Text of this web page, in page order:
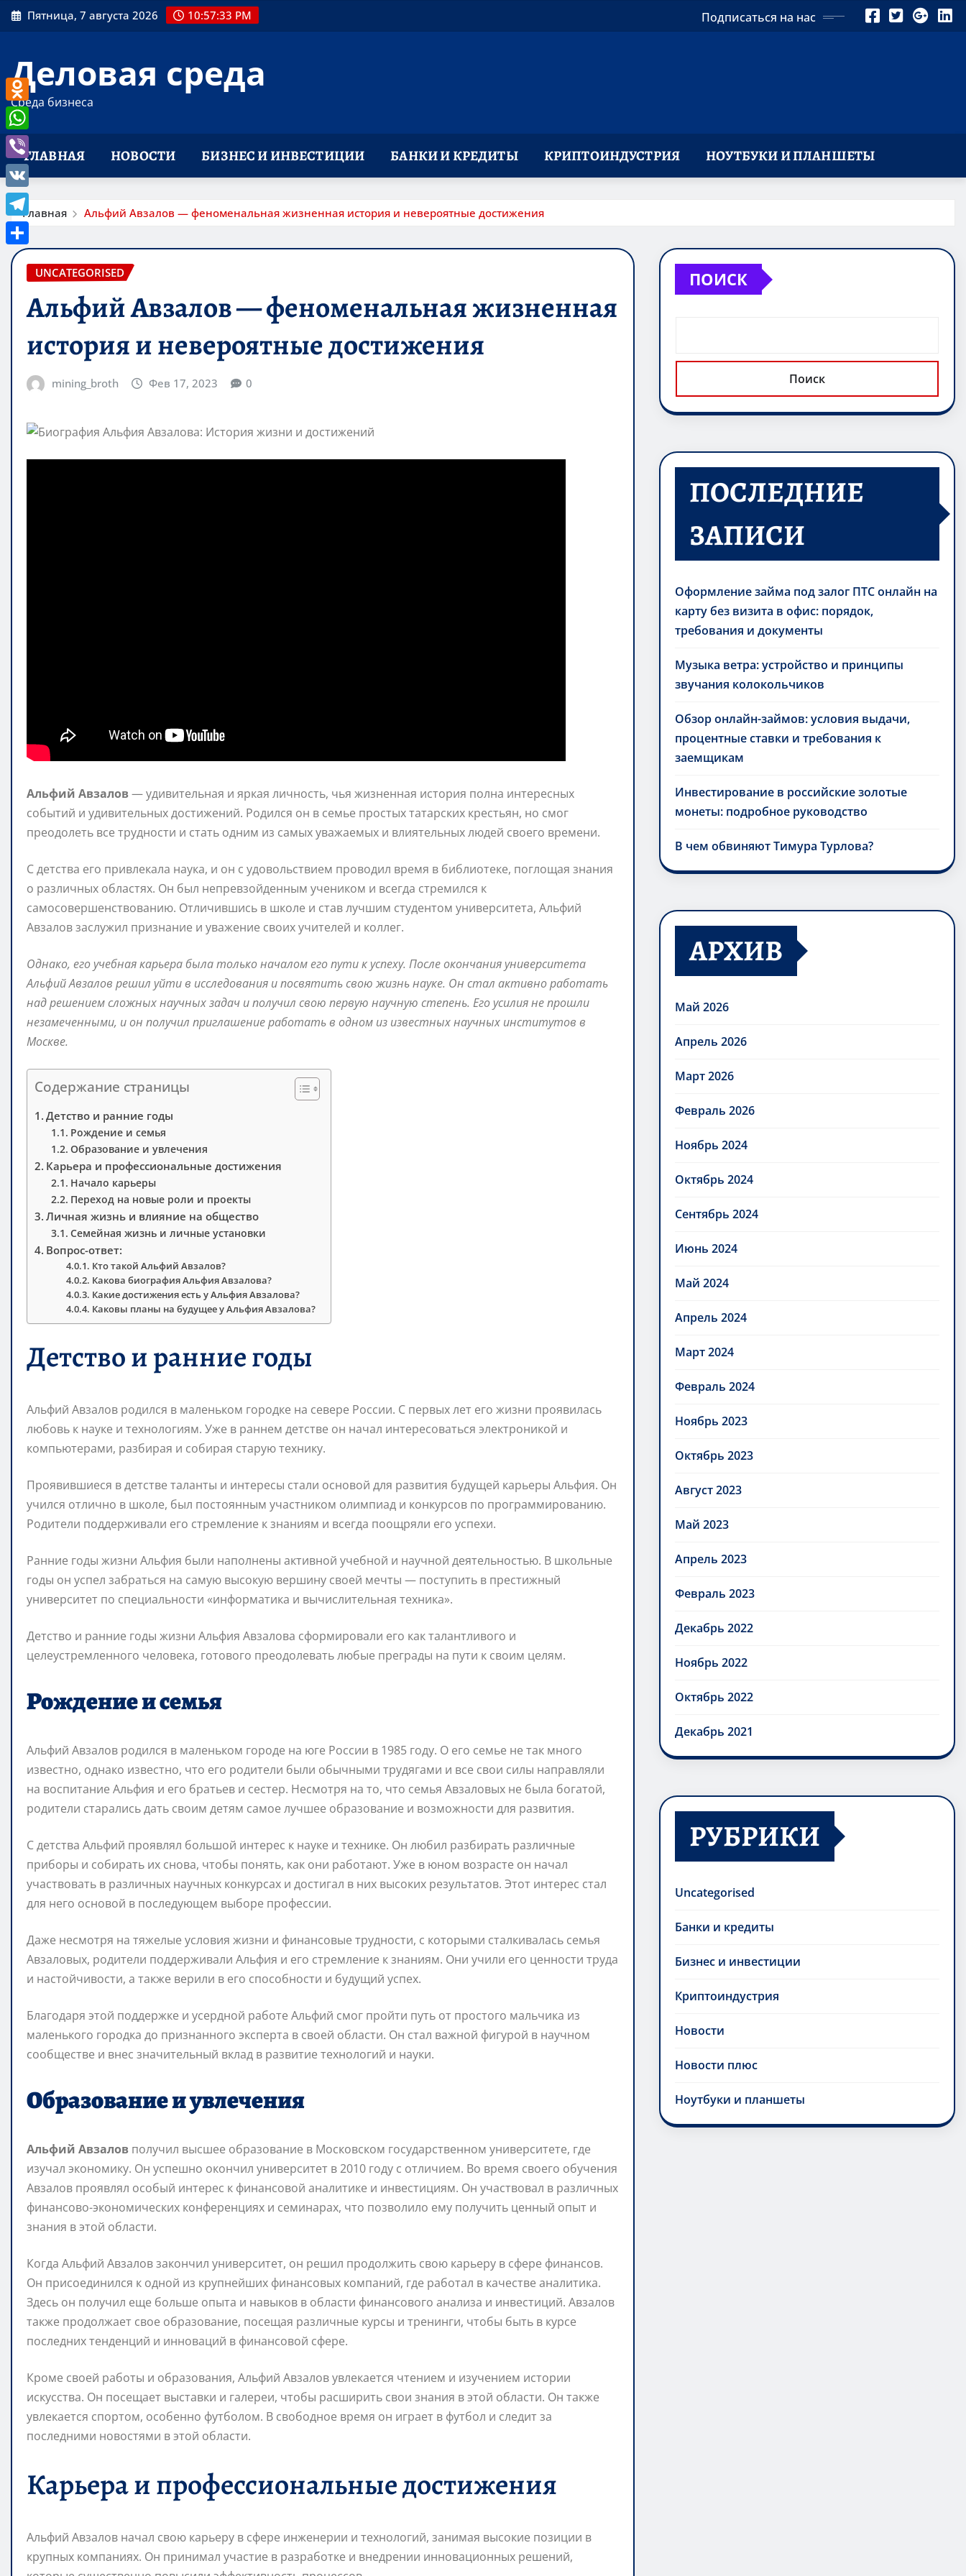
Перейти
к
Пятница, 7 августа 2026 10:57:34 PM Подписаться на нас
Деловая среда
Среда бизнеса
ГЛАВНАЯ НОВОСТИ БИЗНЕС И ИНВЕСТИЦИИ БАНКИ И КРЕДИТЫ КРИПТОИНДУСТРИЯ НОУТБУКИ И ПЛАНШЕТЫ
Главная Альфий Авзалов — феноменальная жизненная история и невероятные достижения
UNCATEGORISED
Альфий Авзалов — феноменальная жизненная
история и невероятные достижения
mining_broth Фев 17, 2023 0
Альфий Авзалов— удивительная и яркая личность, чья жизненная история полна интересных
событий и удивительных достижений. Родился он в семье простых татарских крестьян, но смог
преодолеть все трудности и стать одним из самых уважаемых и влиятельных людей своего времени.
С детства его привлекала наука, и он с удовольствием проводил время в библиотеке, поглощая знания
о различных областях. Он был непревзойденным учеником и всегда стремился к
самосовершенствованию. Отличившись в школе и став лучшим студентом университета, Альфий
Авзалов заслужил признание и уважение своих учителей и коллег.
Однако, его учебная карьера была только началом его пути к успеху. После окончания университета
Альфий Авзалов решил уйти в исследования и посвятить свою жизнь науке. Он стал активно работать
над решением сложных научных задач и получил свою первую научную степень. Его усилия не прошли
незамеченными, и он получил приглашение работать в одном из известных научных институтов в
Москве.
Содержание страницы
Детство и ранние годы
Рождение и семья
Образование и увлечения
Карьера и профессиональные достижения
Начало карьеры
Переход на новые роли и проекты
Личная жизнь и влияние на общество
Семейная жизнь и личные установки
Вопрос-ответ:
Кто такой Альфий Авзалов?
Какова биография Альфия Авзалова?
Какие достижения есть у Альфия Авзалова?
Каковы планы на будущее у Альфия Авзалова?
Детство и ранние годы
Альфий Авзалов родился в маленьком городке на севере России. С первых лет его жизни проявилась
любовь к науке и технологиям. Уже в раннем детстве он начал интересоваться электроникой и
компьютерами, разбирая и собирая старую технику.
Проявившиеся в детстве таланты и интересы стали основой для развития будущей карьеры Альфия. Он
учился отлично в школе, был постоянным участником олимпиад и конкурсов по программированию.
Родители поддерживали его стремление к знаниям и всегда поощряли его успехи.
Ранние годы жизни Альфия были наполнены активной учебной и научной деятельностью. В школьные
годы он успел забраться на самую высокую вершину своей мечты — поступить в престижный
университет по специальности «информатика и вычислительная техника».
Детство и ранние годы жизни Альфия Авзалова сформировали его как талантливого и
целеустремленного человека, готового преодолевать любые преграды на пути к своим целям.
Рождение и семья
Альфий Авзалов родился в маленьком городе на юге России в 1985 году. О его семье не так много
известно, однако известно, что его родители были обычными трудягами и все свои силы направляли
на воспитание Альфия и его братьев и сестер. Несмотря на то, что семья Авзаловых не была богатой,
родители старались дать своим детям самое лучшее образование и возможности для развития.
С детства Альфий проявлял большой интерес к науке и технике. Он любил разбирать различные
приборы и собирать их снова, чтобы понять, как они работают. Уже в юном возрасте он начал
участвовать в различных научных конкурсах и достигал в них высоких результатов. Этот интерес стал
для него основой в последующем выборе профессии.
Даже несмотря на тяжелые условия жизни и финансовые трудности, с которыми сталкивалась семья
Авзаловых, родители поддерживали Альфия и его стремление к знаниям. Они учили его ценности труда
и настойчивости, а также верили в его способности и будущий успех.
Благодаря этой поддержке и усердной работе Альфий смог пройти путь от простого мальчика из
маленького городка до признанного эксперта в своей области. Он стал важной фигурой в научном
сообществе и внес значительный вклад в развитие технологий и науки.
Образование и увлечения
Альфий Авзалов получил высшее образование в Московском государственном университете, где
изучал экономику. Он успешно окончил университет в 2010 году с отличием. Во время своего обучения
Авзалов проявлял особый интерес к финансовой аналитике и инвестициям. Он участвовал в различных
финансово-экономических конференциях и семинарах, что позволило ему получить ценный опыт и
знания в этой области.
Когда Альфий Авзалов закончил университет, он решил продолжить свою карьеру в сфере финансов.
Он присоединился к одной из крупнейших финансовых компаний, где работал в качестве аналитика.
Здесь он получил еще больше опыта и навыков в области финансового анализа и инвестиций. Авзалов
также продолжает свое образование, посещая различные курсы и тренинги, чтобы быть в курсе
последних тенденций и инноваций в финансовой сфере.
Кроме своей работы и образования, Альфий Авзалов увлекается чтением и изучением истории
искусства. Он посещает выставки и галереи, чтобы расширить свои знания в этой области. Он также
увлекается спортом, особенно футболом. В свободное время он играет в футбол и следит за
последними новостями в этой области.
Карьера и профессиональные достижения
Альфий Авзалов начал свою карьеру в сфере инженерии и технологий, занимая высокие позиции в
крупных компаниях. Он принимал участие в разработке и внедрении инновационных решений,
ПОИСК
Поиск
ПОСЛЕДНИЕ
ЗАПИСИ
Оформление займа под залог ПТС онлайн на
карту без визита в офис: порядок,
требования и документы
Музыка ветра: устройство и принципы
звучания колокольчиков
Обзор онлайн-займов: условия выдачи,
процентные ставки и требования к
заемщикам
Инвестирование в российские золотые
монеты: подробное руководство
В чем обвиняют Тимура Турлова?
АРХИВ
Май 2026
Апрель 2026
Март 2026
Февраль 2026
Ноябрь 2024
Октябрь 2024
Сентябрь 2024
Июнь 2024
Май 2024
Апрель 2024
Март 2024
Февраль 2024
Ноябрь 2023
Октябрь 2023
Август 2023
Май 2023
Апрель 2023
Февраль 2023
Декабрь 2022
Ноябрь 2022
Октябрь 2022
Декабрь 2021
РУБРИКИ
Uncategorised
Банки и кредиты
Бизнес и инвестиции
Криптоиндустрия
Новости
Новости плюс
Ноутбуки и планшеты
Odnoklassniki
WhatsApp
Viber
VK
Telegram
Отправить